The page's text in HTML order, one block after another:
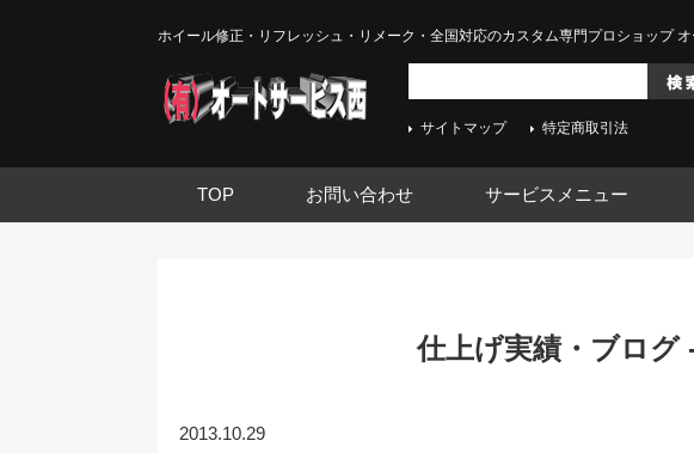
ホイール修正・リフレッシュ・リメーク・全国対応のカスタム専門プロショップ
サイトマップ 特定商取引法
TOP お問い合わせ サービスメニュー
仕上げ実績・ブログ
2013.10.29